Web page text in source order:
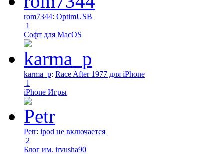
rom7344: OptimUSB
1
Софт для MacOS
karma_p: Race After 1977 для iPhone
1
iPhone Игры
Petr: ipod не включается
2
Блог им. irvusha90